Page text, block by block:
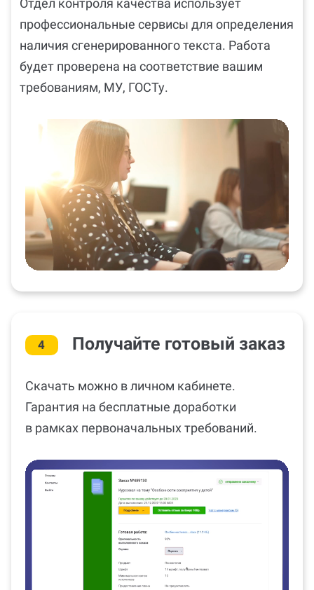
Отдел контроля качества использует
профессиональные сервисы для определения
наличия сгенерированного текста. Работа
будет проверена на соответствие вашим
требованиям, МУ, ГОСТу.
Получайте готовый заказ
Скачать можно в личном кабинете.
Гарантия на бесплатные доработки
в рамках первоначальных требований.